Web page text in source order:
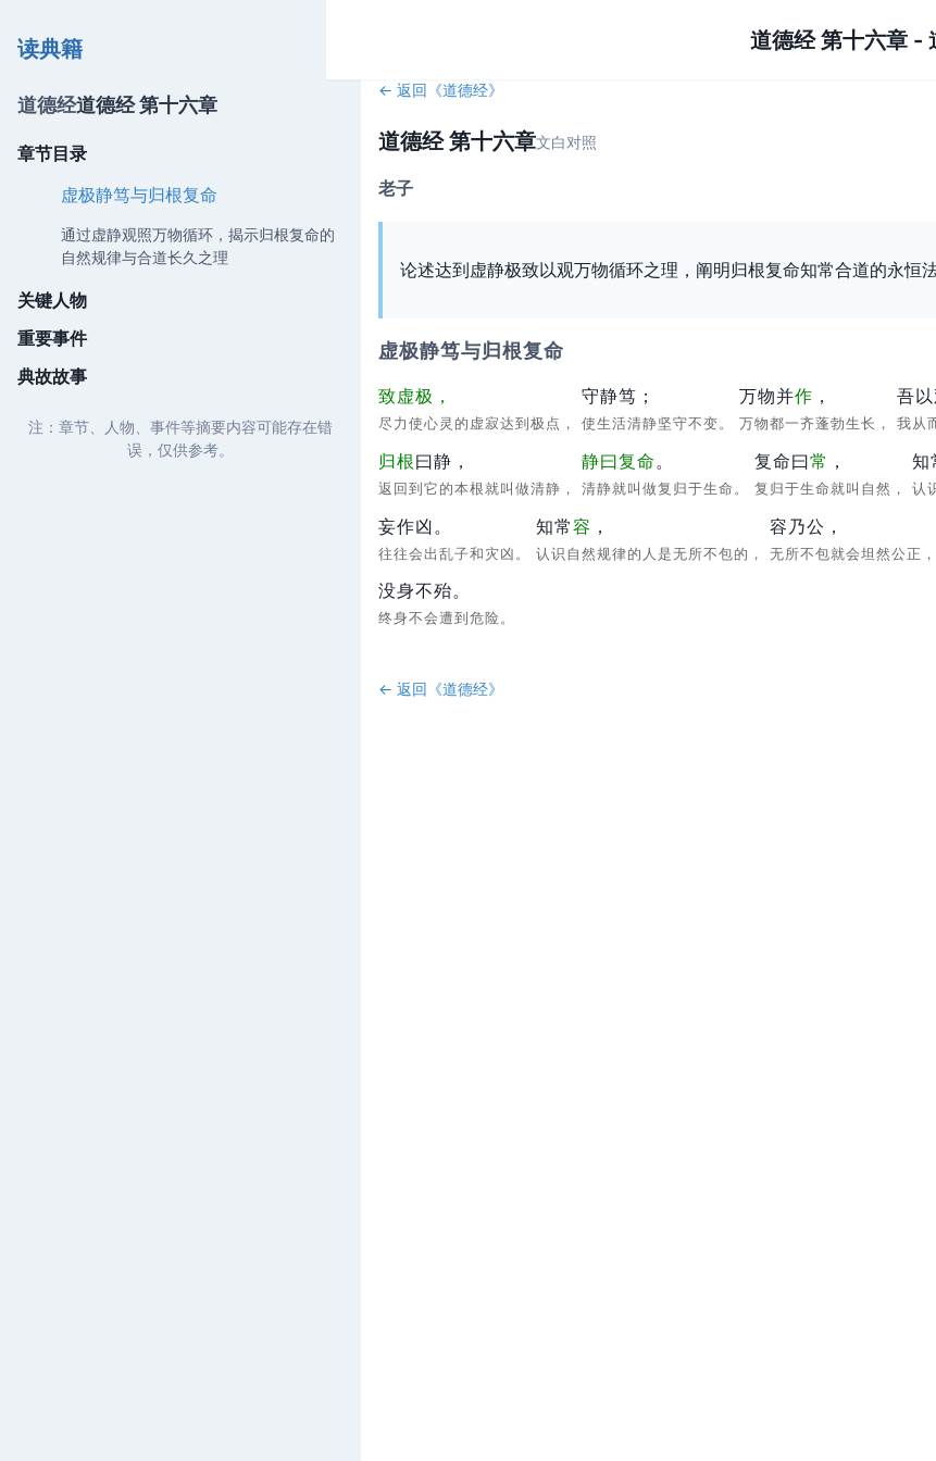
道德经 第十六章 -
读典籍
道德经道德经 第十六章
章节目录
虚极静笃与归根复命
通过虚静观照万物循环，揭示归根复命的
自然规律与合道长久之理
关键人物
重要事件
典故故事
注：章节、人物、事件等摘要内容可能存在错
误，仅供参考。
← 返回《道德经》
道德经 第十六章文白对照
老子
论述达到虚静极致以观万物循环之理，阐明归根复命知常合道的永恒
虚极静笃与归根复命
致虚极，
尽力使心灵的虚寂达到极点，
守静笃；
使生活清静坚守不变。
万物并作 ，
万物都一齐蓬勃生长，
吾
我从
归根曰静，
返回到它的本根就叫做清静，
静曰复命 。
清静就叫做复归于生命。
复命曰常 ，
复归于生命就叫自然，
知
认
妄作凶。
往往会出乱子和灾凶。
知常容 ，
认识自然规律的人是无所不包的，
容乃公，
无所不包就会坦然公正，
没身不殆。
终身不会遭到危险。
← 返回《道德经》